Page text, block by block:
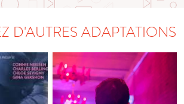
D'AUTRES ADAPTATIONS